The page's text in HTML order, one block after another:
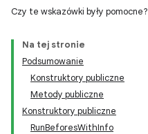
Czy te wskazówki były pomocne?
Na tej stronie
Podsumowanie
Konstruktory publiczne
Metody publiczne
Konstruktory publiczne
RunBeforesWithInfo